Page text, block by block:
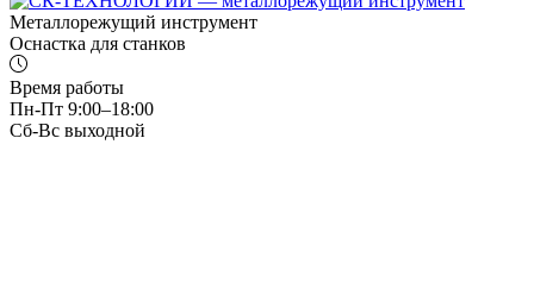
Металлорежущий инструмент
Оснастка для станков
Время работы
Пн-Пт 9:00–18:00
Сб-Вс выходной